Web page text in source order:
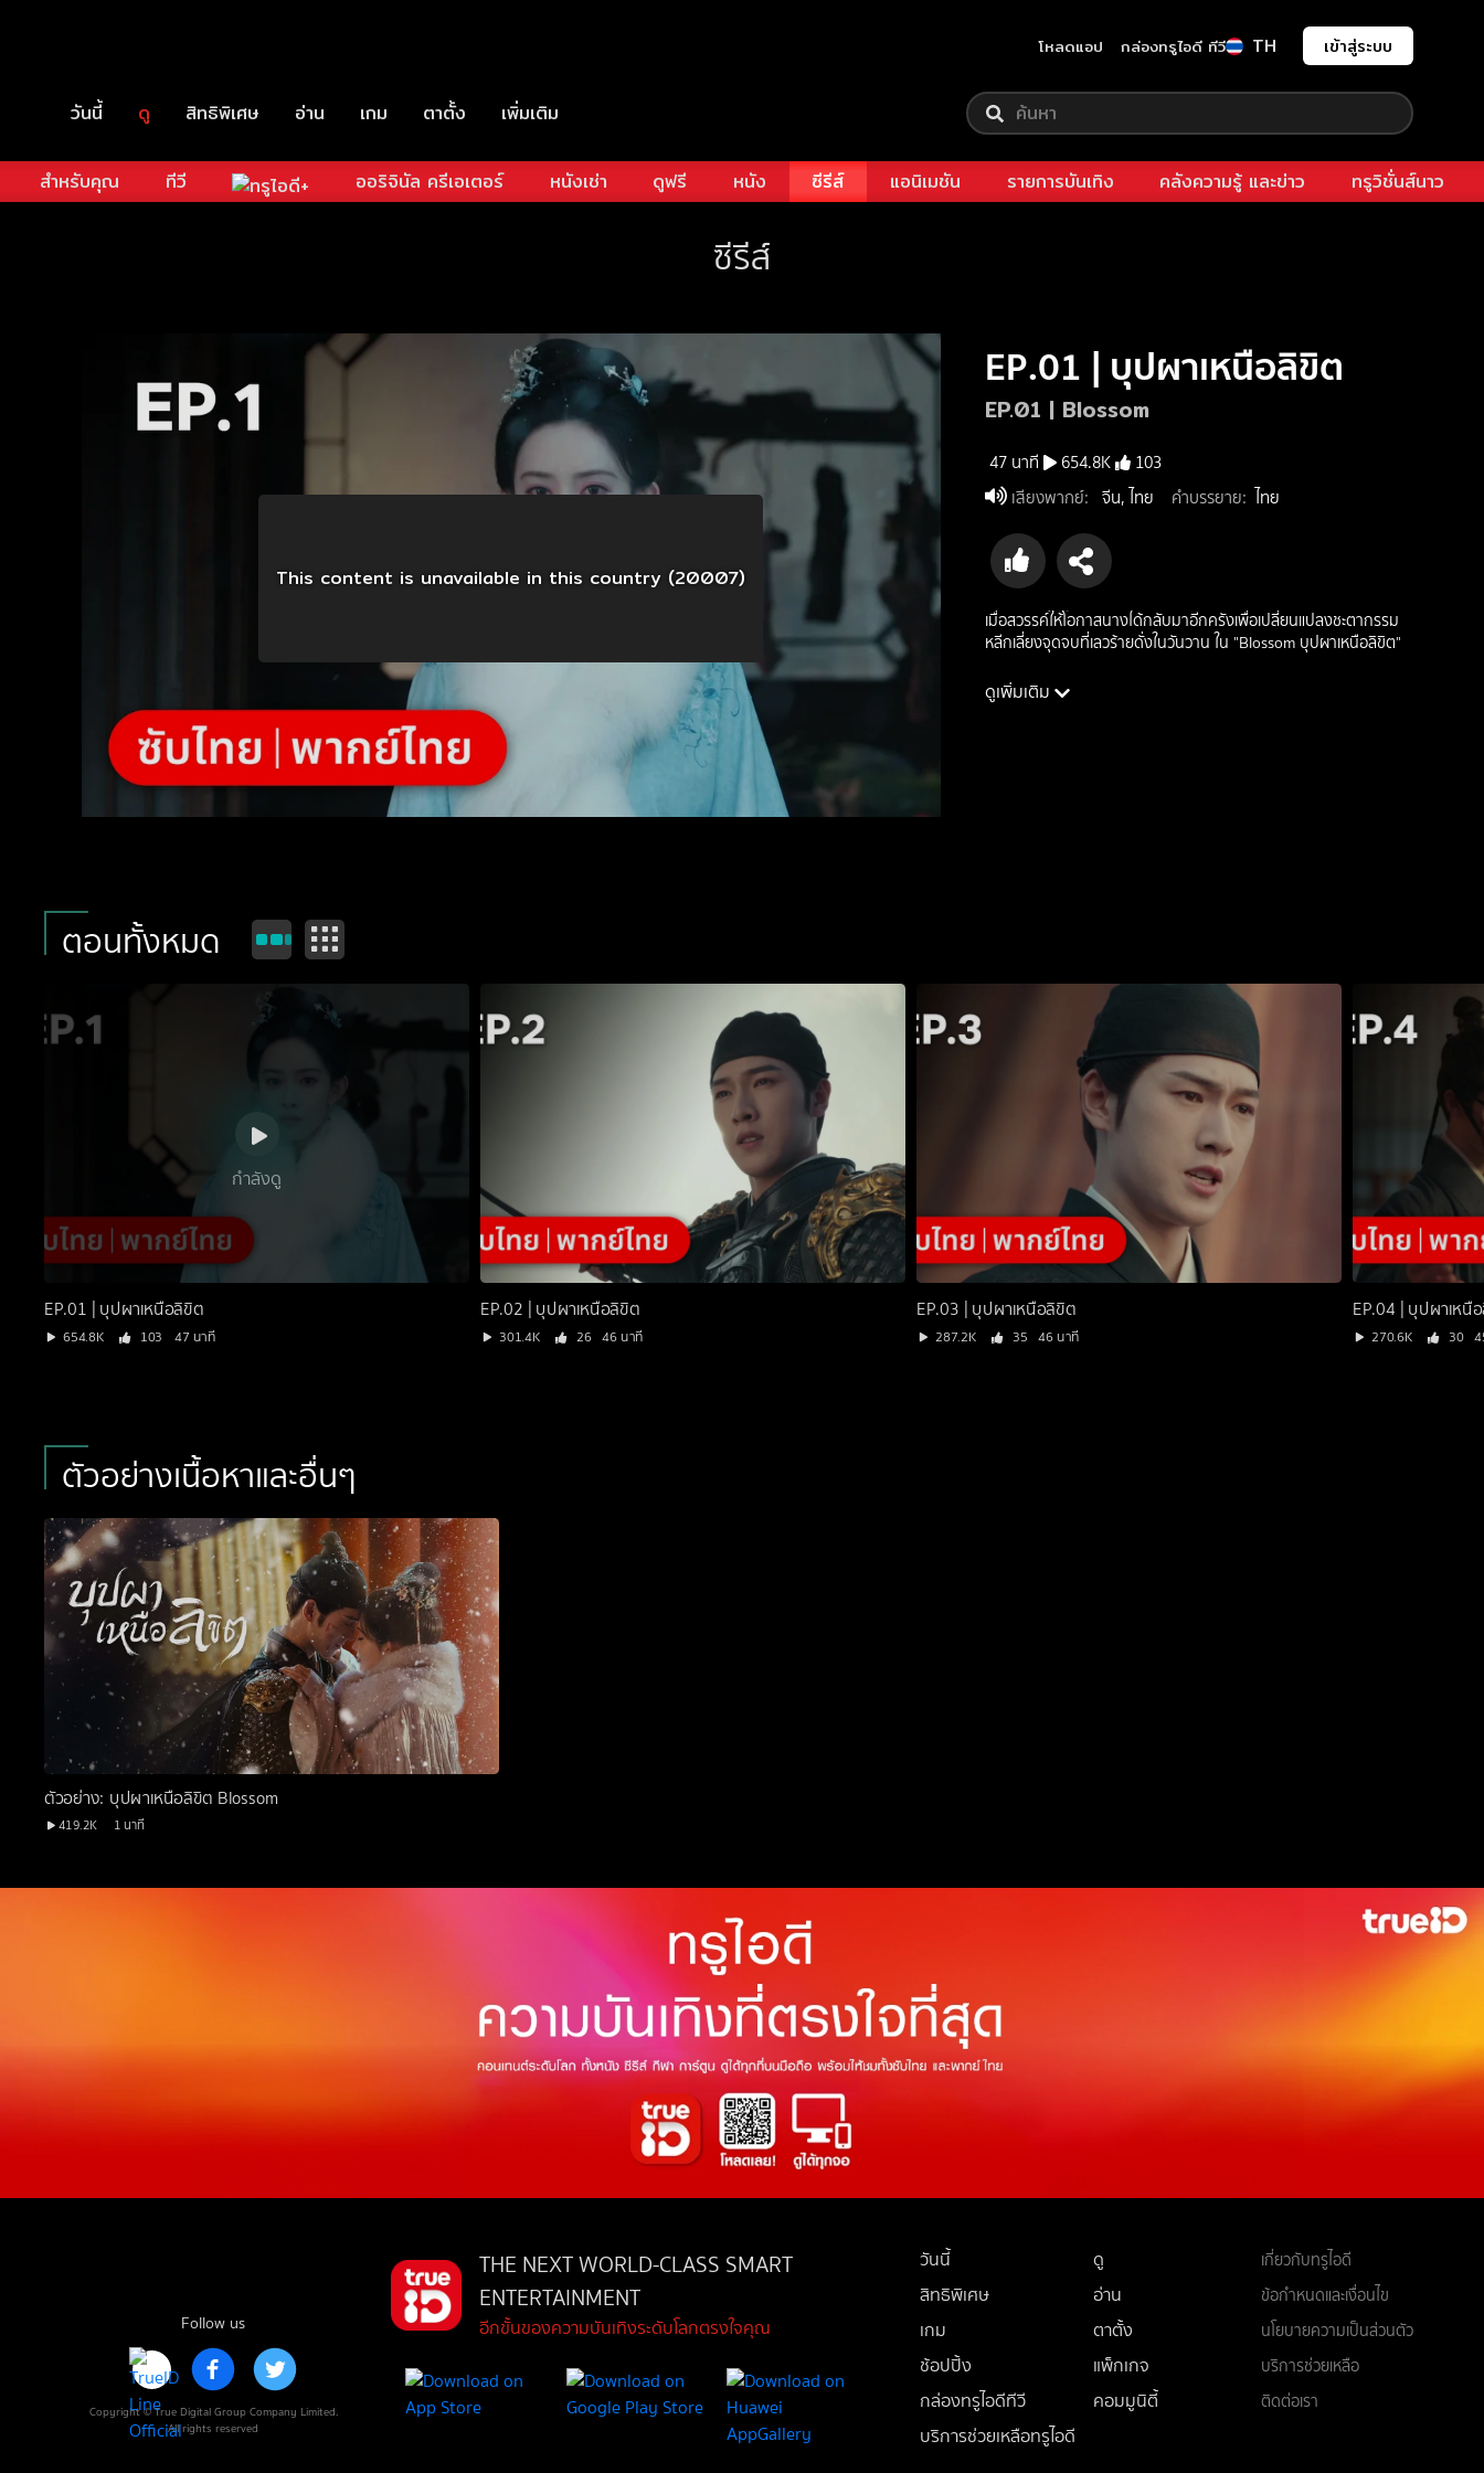
โหลดแอป กล่องทรูไอดี ทีวี TH เข้าสู่ระบบ
วันนี้ ดู สิทธิพิเศษ อ่าน เกม ตาตั้ง เพิ่มเติม
สำหรับคุณ ทีวี ออริจินัล ครีเอเตอร์ หนังเช่า ดูฟรี หนัง ซีรีส์ แอนิเมชัน รายการบันเทิง คลังความรู้ และข่าว ทรูวิชั่นส์นาว
ซีรีส์
This content is unavailable in this country (20007)
EP.01 | บุปผาเหนือลิขิต
EP.01 | Blossom
47 นาที 654.8K
103
เสียงพากย์: จีน, ไทย คำบรรยาย: ไทย
เมื่อสวรรค์ให้โอกาสนางได้กลับมาอีกครั้งเพื่อเปลี่ยนแปลงชะตากรรม
หลีกเลี่ยงจุดจบที่เลวร้ายดั่งในวันวาน ใน "Blossom บุปผาเหนือลิขิต"
นักแสดง: เมิ่งจื่ออี้, หลี่อวิ๋นรุ่ย, ขงเสว่เอ๋อร์, เซี่ยจือกวง
ดูเพิ่มเติม
ตอนทั้งหมด
กำลังดู
EP.01 | บุปผาเหนือลิขิต
654.8K 103 47 นาที
EP.02 | บุปผาเหนือลิขิต
301.4K 26 46 นาที
EP.03 | บุปผาเหนือลิขิต
287.2K 35 46 นาที
EP.04 | บุปผาเหนื
270.6K 30
ตัวอย่างเนื้อหาและอื่นๆ
ตัวอย่าง: บุปผาเหนือลิขิต Blossom
419.2K 1 นาที
Follow us
Copyright © True Digital Group Company Limited.
All rights reserved
THE NEXT WORLD-CLASS SMART
ENTERTAINMENT
อีกขั้นของความบันเทิงระดับโลกตรงใจคุณ
วันนี้
ดู
สิทธิพิเศษ
อ่าน
เกม
ตาตั้ง
ช้อปปิ้ง
แพ็กเกจ
กล่องทรูไอดีทีวี
คอมมูนิตี้
บริการช่วยเหลือทรูไอดี
เกี่ยวกับทรูไอดี
ข้อกำหนดและเงื่อนไข
นโยบายความเป็นส่วนตัว
บริการช่วยเหลือ
ติดต่อเรา